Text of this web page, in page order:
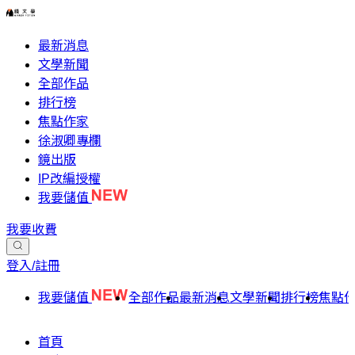
最新消息
文學新聞
全部作品
排行榜
焦點作家
徐淑卿專欄
鏡出版
IP改編授權
我要儲值
我要收費
登入/註冊
我要儲值 全部作品最新消息文學新聞排行榜焦點
首頁